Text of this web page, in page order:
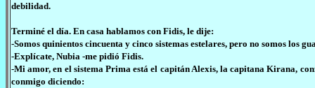
debilidad.
Terminé el día. En casa hablamos con Fidis, le dije:
-Somos quinientos cincuenta y cinco sistemas estelares, pero no somos los
-Explícate, Nubia -me pidió Fidis.
-Mi amor, en el sistema Prima está el capitán Alexis, la capitana Kirana,
conmigo diciendo: